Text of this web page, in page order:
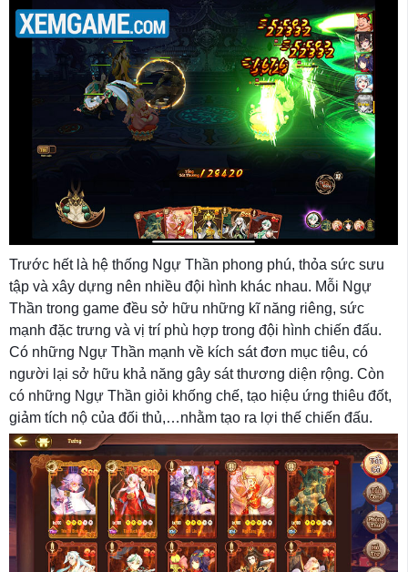
Trước hết là hệ thống Ngự Thần phong phú, thỏa sức sưu
tập và xây dựng nên nhiều đội hình khác nhau. Mỗi Ngự
Thần trong game đều sở hữu những kĩ năng riêng, sức
mạnh đặc trưng và vị trí phù hợp trong đội hình chiến đấu.
Có những Ngự Thần mạnh về kích sát đơn mục tiêu, có
người lại sở hữu khả năng gây sát thương diện rộng. Còn
có những Ngự Thần giỏi khống chế, tạo hiệu ứng thiêu đốt,
giảm tích nộ của đối thủ,…nhằm tạo ra lợi thế chiến đấu.